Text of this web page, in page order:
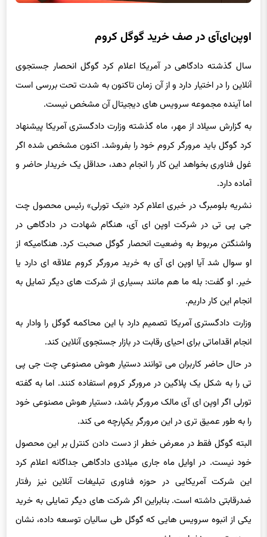
اوپن‌ای‌آی در صف خرید گوگل کروم
سال گذشته دادگاهی در آمریکا اعلام کرد گوگل انحصار جستجوی
آنلاین را در اختیار دارد و از آن زمان تاکنون به شدت تحت بررسی است
اما آینده مجموعه سرویس های دیجیتال آن مشخص نیست.
به گزارش سیلاد از مهر، ماه گذشته وزارت دادگستری آمریکا پیشنهاد
کرد گوگل باید مرورگر کروم خود را بفروشد. اکنون مشخص شده اگر
غول فناوری بخواهد این کار را انجام دهد، حداقل یک خریدار حاضر و
آماده دارد.
نشریه بلومبرگ در خبری اعلام کرد «نیک تورلی» رئیس محصول چت
جی پی تی در شرکت اوپن ای آی، هنگام شهادت در دادگاهی در
واشنگتن مربوط به وضعیت انحصار گوگل صحبت کرد. هنگامیکه از
او سوال شد آیا اوپن ای آی به خرید مرورگر کروم علاقه ای دارد یا
خیر. او گفت: بله ما هم مانند بسیاری از شرکت های دیگر تمایل به
انجام این کار داریم.
وزارت دادگستری آمریکا تصمیم دارد با این محاکمه گوگل را وادار به
انجام اقداماتی برای احیای رقابت در بازار جستجوی آنلاین کند.
در حال حاضر کاربران می توانند دستیار هوش مصنوعی چت جی پی
تی را به شکل یک پلاگين در مرورگر کروم استفاده کنند. اما به گفته
تورلی اگر اوپن ای آی مالک مرورگر باشد، دستیار هوش مصنوعی خود
را به طور عمیق تری در این مرورگر یکپارچه می کند.
البته گوگل فقط در معرض خطر از دست دادن کنترل بر این محصول
خود نیست. در اوایل ماه جاری میلادی دادگاهی جداگانه اعلام کرد
این شرکت آمریکایی در حوزه فناوری تبلیغات آنلاین نیز رفتار
ضدرقابتی داشته است. بنابراین اگر شرکت های دیگر تمایلی به خرید
یکی از انبوه سرویس هایی که گوگل طی سالیان توسعه داده، نشان